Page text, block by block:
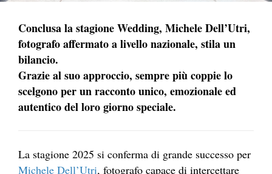
Conclusa la stagione Wedding, Michele Dell’Utri,
fotografo affermato a livello nazionale, stila un
bilancio.
Grazie al suo approccio, sempre più coppie lo
scelgono per un racconto unico, emozionale ed
autentico del loro giorno speciale.
La stagione 2025 si conferma di grande successo per
Michele Dell’Utri, fotografo capace di intercettare